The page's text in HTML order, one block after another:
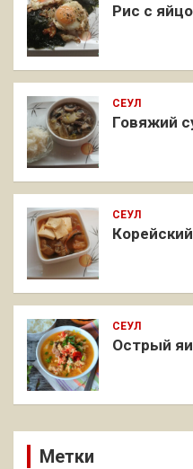
Рис с
СЕУЛ
Говяжий
СЕУЛ
СЕУЛ
Острый
Метки